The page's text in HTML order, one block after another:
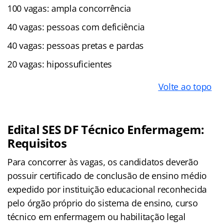
100 vagas: ampla concorrência
40 vagas: pessoas com deficiência
40 vagas: pessoas pretas e pardas
20 vagas: hipossuficientes
Volte ao topo
Edital SES DF Técnico Enfermagem:
Requisitos
Para concorrer às vagas, os candidatos deverão
possuir certificado de conclusão de ensino médio
expedido por instituição educacional reconhecida
pelo órgão próprio do sistema de ensino, curso
técnico em enfermagem ou habilitação legal